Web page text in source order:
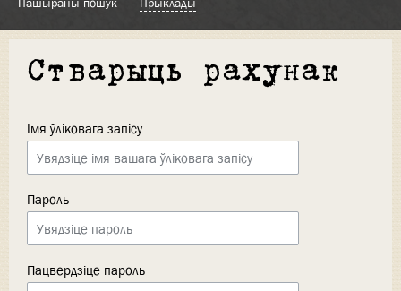
Стварыць рахунак
Імя ўліковага запісу
Пароль
Пацвердзіце пароль